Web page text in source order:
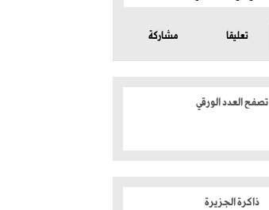
تعليقا مشاركة
تصفح العدد الورقي
ذاكرة الجزيرة